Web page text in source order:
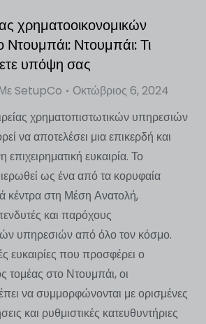
χρηματοοικονομικών
Ντουμπάι: Ντουμπάι: Τι
υπόψη σας
SetupCo
Οκτώβριος 6, 2024
χρηματοπιστωτικών υπηρεσιών
να αποτελέσει μια επικερδή και
ευκαιρία. Το
ως ένα από τα κορυφαία
κέντρα στη Μέση Ανατολή,
και παρόχους
υπηρεσιών από όλο τον κόσμο.
ευκαιρίες που προσφέρει ο
τομέας στο Ντουμπάι, οι
να συμμορφώνονται με ορισμένες
και ρυθμιστικές κατευθυντήριες